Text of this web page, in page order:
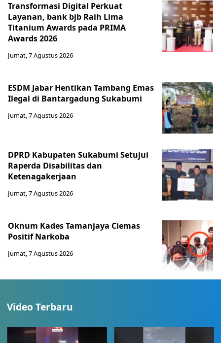
Transformasi Digital Perkuat
Layanan, bank bjb Raih Lima
Titanium Awards pada PRIMA
Awards 2026
Jumat, 7 Agustus 2026
ESDM Jabar Hentikan Tambang Emas
Ilegal di Bantargadung Sukabumi
Jumat, 7 Agustus 2026
DPRD Kabupaten Sukabumi Setujui
Raperda Disabilitas dan
Ketenagakerjaan
Jumat, 7 Agustus 2026
Oknum Kades Tamanjaya Ciemas
Positif Narkoba
Jumat, 7 Agustus 2026
Video Terbaru